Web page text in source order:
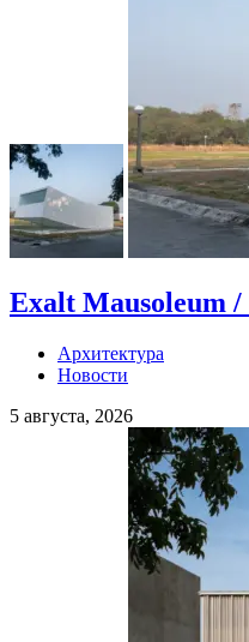
Exalt Mausoleum
Архитектура
Новости
5 августа, 2026